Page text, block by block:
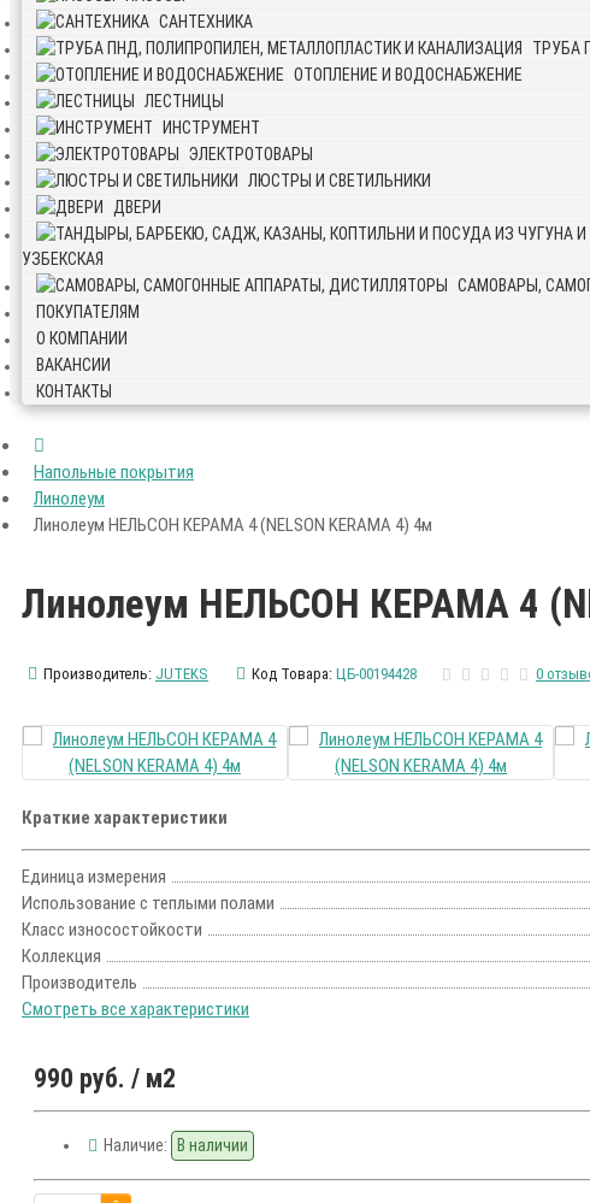
САНТЕХНИКА
ТРУБА
ОТОПЛЕНИЕ И ВОДОСНАБЖЕНИЕ
ЛЕСТНИЦЫ
ИНСТРУМЕНТ
ЭЛЕКТРОТОВАРЫ
ЛЮСТРЫ И СВЕТИЛЬНИКИ
ДВЕРИ
УЗБЕКСКАЯ
САМОВАРЫ,
ПОКУПАТЕЛЯМ
О КОМПАНИИ
ВАКАНСИИ
КОНТАКТЫ
Напольные покрытия
Линолеум
Линолеум НЕЛЬСОН КЕРАМА 4 (NELSON KERAMA 4) 4м
Линолеум НЕЛЬСОН КЕРАМА 4
Производитель: JUTEKS Код Товара: ЦБ-00194428 0
Краткие характеристики
Единица измерения
Использование с теплыми полами
Класс износостойкости
Коллекция
Производитель
Смотреть все характеристики
990 руб. / м2
Наличие: В наличии